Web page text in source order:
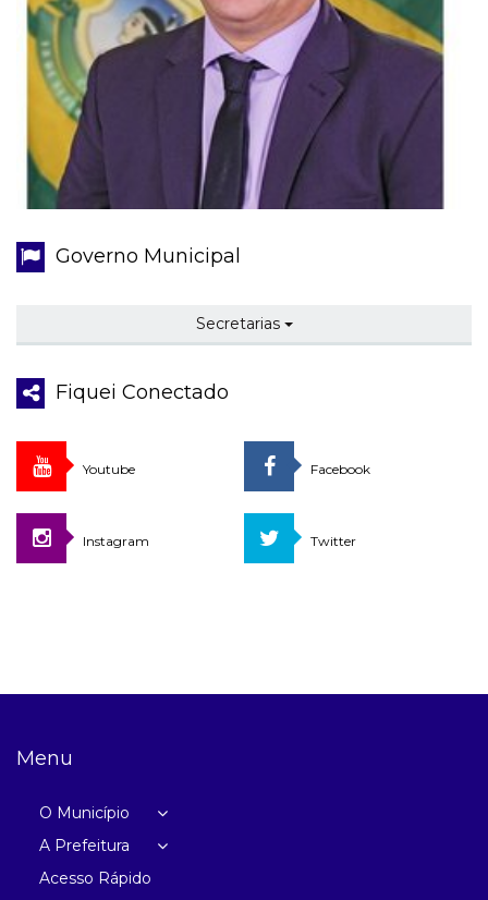
Governo Municipal
Secretarias
Fiquei Conectado
Youtube Facebook
Instagram Twitter
Menu
O Município
A Prefeitura
Acesso Rápido